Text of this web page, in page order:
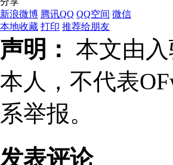
新浪微博 腾讯QQ QQ空间 微信
本地收藏 打印 推荐给朋友
声明： 本文由
本人，不代表
系举报。
发表评论